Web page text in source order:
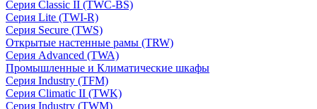
Серия Classic II (TWC-BS)
Серия Lite (TWI-R)
Серия Secure (TWS)
Открытые настенные рамы (TRW)
Серия Advanced (TWA)
Промышленные и Климатические шкафы
Серия Industry (TFM)
Серия Climatic II (TWK)
Серия Industry (TWM)